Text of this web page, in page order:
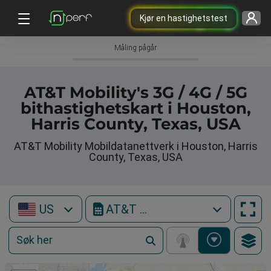
Kjør en hastighetstest
Måling pågår
AT&T Mobility's 3G / 4G / 5G
bithastighetskart i Houston,
Harris County, Texas, USA
AT&T Mobility Mobildatanettverk i Houston, Harris
County, Texas, USA
US AT&T Mobility